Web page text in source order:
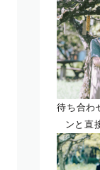
待ち合わ
ンと直